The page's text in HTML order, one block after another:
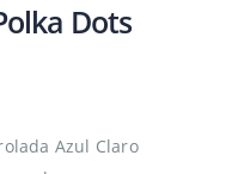
Dots
Azul Claro